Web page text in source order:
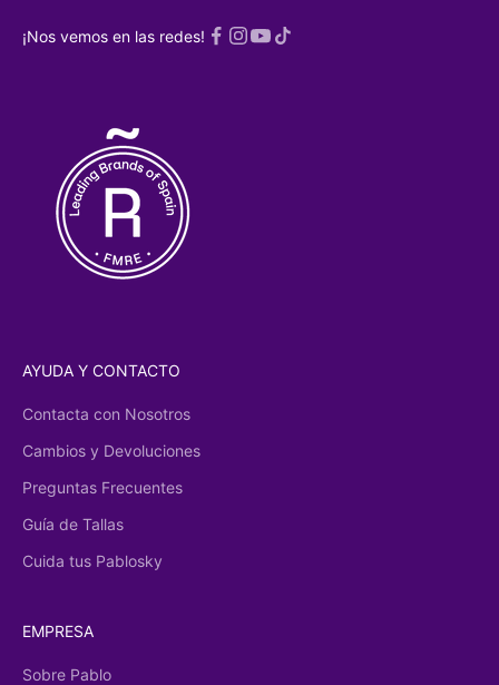
Política de
¡Nos vemos en las redes!
AYUDA Y CONTACTO
Contacta con Nosotros
Cambios y Devoluciones
Preguntas Frecuentes
Guía de Tallas
Cuida tus Pablosky
EMPRESA
Sobre Pablo